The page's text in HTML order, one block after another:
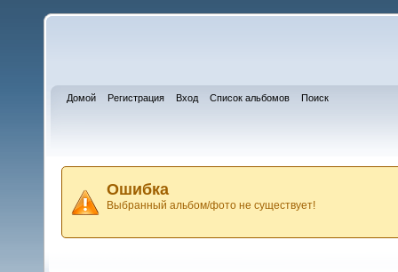
Домой Регистрация Вход Список альбомов Поиск
Ошибка
Выбранный альбом/фото не существует!